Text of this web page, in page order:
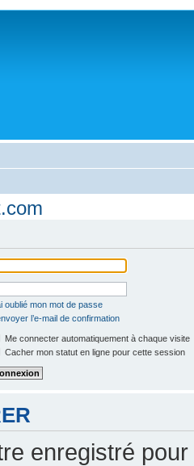
oublié mon mot de passe
l’e-mail de confirmation
Me connecter automatiquement à chaque visite
Cacher mon statut en ligne pour cette session
enregistré